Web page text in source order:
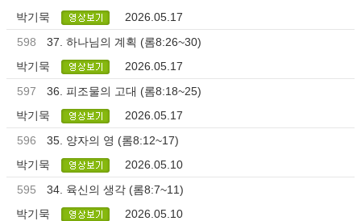
박기묵
2026.05.17
598
37. 하나님의 계획 (롬8:26~30)
박기묵
2026.05.17
597
36. 피조물의 고대 (롬8:18~25)
박기묵
2026.05.17
596
35. 양자의 영 (롬8:12~17)
박기묵
2026.05.10
595
34. 육신의 생각 (롬8:7~11)
박기묵
2026.05.10